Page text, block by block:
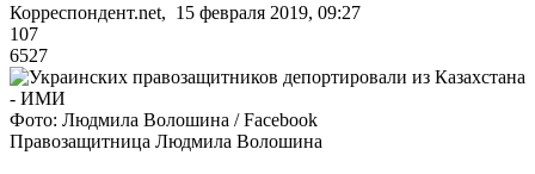
Корреспондент.net, 15 февраля 2019, 09:27
107
6527
Фото: Людмила Волошина / Facebook
Правозащитница Людмила Волошина